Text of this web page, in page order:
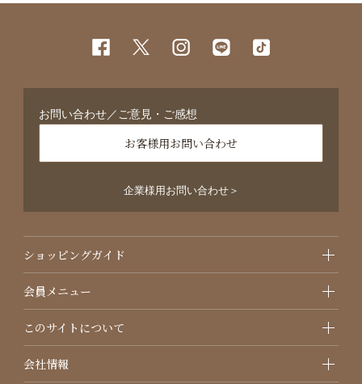
お問い合わせ／ご意見・ご感想
お客様用お問い合わせ
企業様用お問い合わせ＞
ショッピングガイド
会員メニュー
このサイトについて
会社情報